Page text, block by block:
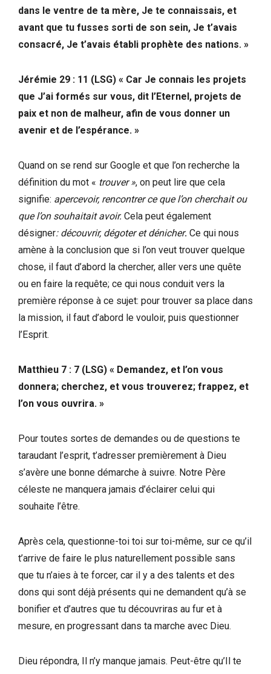
dans le ventre de ta mère, Je te connaissais, et
avant que tu fusses sorti de son sein, Je t’avais
consacré, Je t’avais établi prophète des nations. »
Jérémie 29 : 11 (LSG) « Car Je connais les projets
que J’ai formés sur vous, dit l’Eternel, projets de
paix et non de malheur, afin de vous donner un
avenir et de l’espérance. »
Quand on se rend sur Google et que l’on recherche la
définition du mot « trouver », on peut lire que cela
signifie: apercevoir, rencontrer ce que l’on cherchait ou
que l’on souhaitait avoir. Cela peut également
désigner: découvrir, dégoter et dénicher. Ce qui nous
amène à la conclusion que si l’on veut trouver quelque
chose, il faut d’abord la chercher, aller vers une quête
ou en faire la requête; ce qui nous conduit vers la
première réponse à ce sujet: pour trouver sa place dans
la mission, il faut d’abord le vouloir, puis questionner
l’Esprit.
Matthieu 7 : 7 (LSG) « Demandez, et l’on vous
donnera; cherchez, et vous trouverez; frappez, et
l’on vous ouvrira. »
Pour toutes sortes de demandes ou de questions te
taraudant l’esprit, t’adresser premièrement à Dieu
s’avère une bonne démarche à suivre. Notre Père
céleste ne manquera jamais d’éclairer celui qui
souhaite l’être.
Après cela, questionne-toi toi sur toi-même, sur ce qu’il
t’arrive de faire le plus naturellement possible sans
que tu n’aies à te forcer, car il y a des talents et des
dons qui sont déjà présents qui ne demandent qu’à se
bonifier et d’autres que tu découvriras au fur et à
mesure, en progressant dans ta marche avec Dieu.
Dieu répondra, Il n’y manque jamais. Peut-être qu’Il te